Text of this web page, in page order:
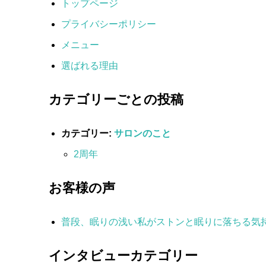
トップページ
プライバシーポリシー
メニュー
選ばれる理由
カテゴリーごとの投稿
カテゴリー: サロンのこと
2周年
お客様の声
普段、眠りの浅い私がストンと眠りに落ちる気
インタビューカテゴリー